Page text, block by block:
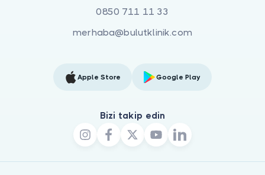
0850 711 11 33
merhaba@bulutklinik.com
Apple Store Google Play
Bizi takip edin